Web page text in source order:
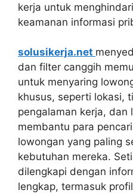
kerja untuk
keamanan informasi
solusikerja.net
dan filter canggih
untuk menyaring
khusus, seperti lokasi,
pengalaman kerja, dan
membantu para
lowongan yang paling
kebutuhan mereka.
dilengkapi dengan
lengkap, termasuk